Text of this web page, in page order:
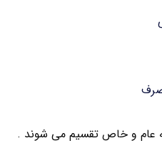
عام و خاص تقسیم می شوند .